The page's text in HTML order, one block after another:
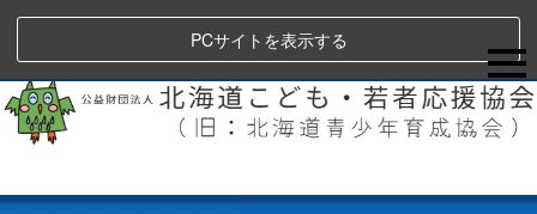
PCサイトを表示する